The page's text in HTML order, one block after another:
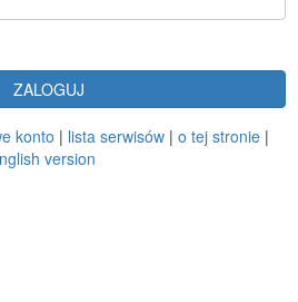
ZALOGUJ
konto | lista serwisów| o tej stronie|
version